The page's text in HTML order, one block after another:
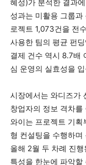
혜성)가 분석한 결과
성과는 미활용 그룹
로젝트 1,073건을 전
사용한 팀의 평균 펀
결제 건수 역시 8.7배
심 운영의 실효성을
시장에서는 와디즈가
창업자의 정보 격차
와이는 프로젝트 기획
형 컨설팅을 수행하
올해 2월 두 차례 진
특성을 한눈에 파악